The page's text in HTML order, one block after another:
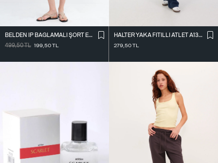
BELDEN İ̇P BAĞLAMALI ŞORT ETEK Ş16072-L7
499,50TL 199,50TL
HALTER YAKA FITILLI ATLET A13294-L7
279,50TL